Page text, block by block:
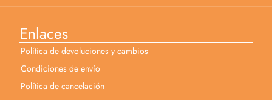
Enlaces
Política de devoluciones y cambios
Condiciones de envío
Política de cancelación